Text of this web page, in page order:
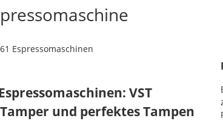
VST
und perfektes Tampen